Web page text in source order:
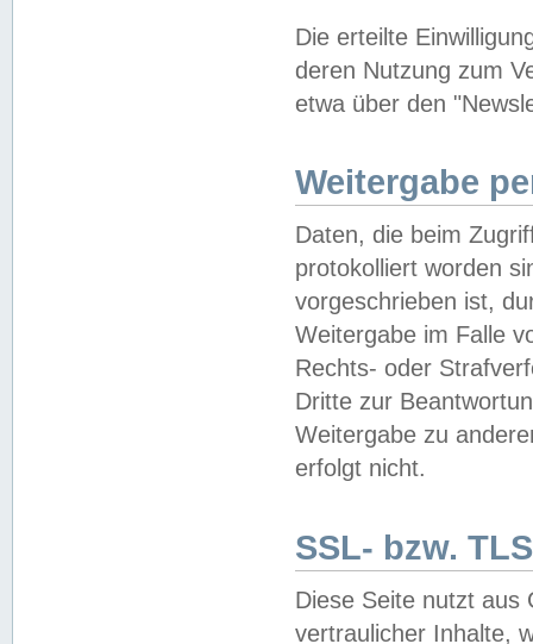
Die erteilte
deren Nutzung zum
etwa über den
Weitergabe
Daten, die beim
protokolliert worden
vorgeschrieben ist,
Weitergabe im Falle
Rechts- oder
Dritte zur
Weitergabe zu
erfolgt nicht.
SSL- bzw.
Diese Seite nutzt aus
vertraulicher Inhalte,